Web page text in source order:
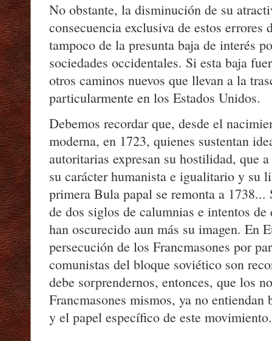
No obstante, la disminución de su
consecuencia exclusiva de estos errores
tampoco de la presunta baja de interés
sociedades occidentales. Si esta baja
otros caminos nuevos que llevan a la
particularmente en los Estados Unidos.
Debemos recordar que, desde el
moderna, en 1723, quienes sustentan
autoritarias expresan su hostilidad, que
su carácter humanista e igualitario y su
primera Bula papal se remonta a 1738...
de dos siglos de calumnias e intentos
han oscurecido aun más su imagen. En
persecución de los Francmasones por
comunistas del bloque soviético son
debe sorprendernos, entonces, que los
Francmasones mismos, ya no
y el papel específico de este movimiento.